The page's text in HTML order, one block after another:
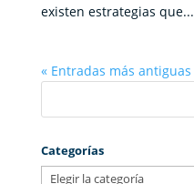
existen estrategias que...
« Entradas más antiguas
Categorías
Categorías